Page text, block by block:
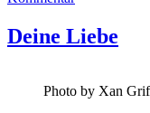
allein
Deine Liebe
Pho­to by Xan